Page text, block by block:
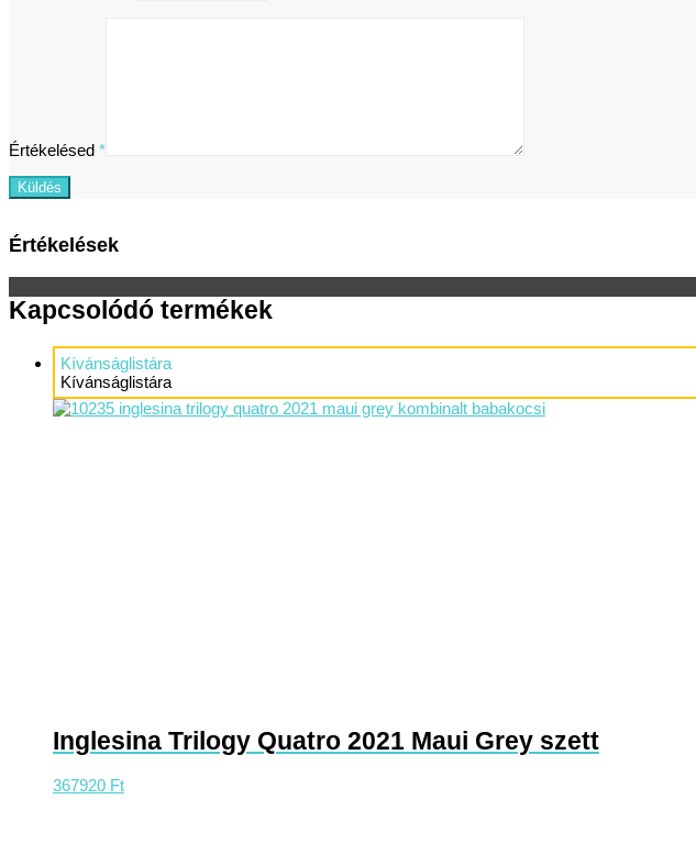
Értékelésed *
Értékelések
Kapcsolódó termékek
Kívánságlistára
Kívánságlistára
Inglesina Trilogy Quatro 2021 Maui Grey szett
367920 Ft